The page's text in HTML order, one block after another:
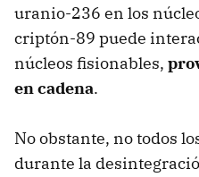
uranio-236 en los
criptón-89 puede
núcleos fisionables,
en cadena.
No obstante, no todos
durante la